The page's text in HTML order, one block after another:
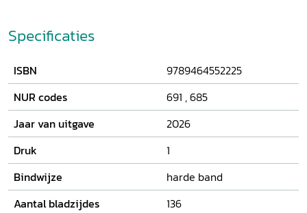
Specificaties
ISBN
9789464552225
NUR codes
691 ,685
Jaar van uitgave
2026
Druk
1
Bindwijze
harde band
Aantal bladzijdes
136